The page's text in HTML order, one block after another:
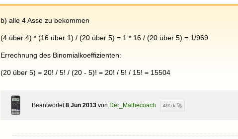
b) alle 4 Asse zu bekommen
(4 über 4) * (16 über 1) / (20 über 5) = 1 * 16 / (20 über 5) = 1/969
Errechnung des Binomialkoeffizienten:
(20 über 5) = 20! / 5! / (20 - 5)! = 20! / 5! / 15! = 15504
Beantwortet 8 Jun 2013 von Der_Mathecoach 495 k 🚀